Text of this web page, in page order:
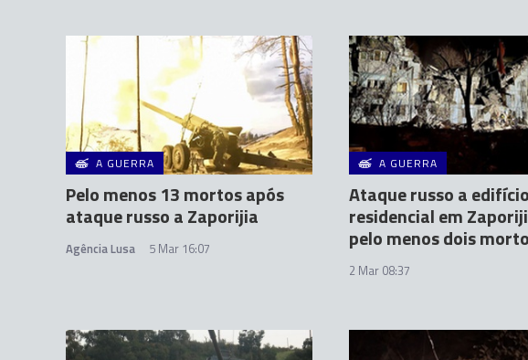
A GUERRA
Pelo menos 13 mortos após
ataque russo a Zaporijia
Agência Lusa 5 Mar 16:07
A GUERRA
Ataque russo a edifício
residencial em
pelo menos dois
2 Mar 08:37